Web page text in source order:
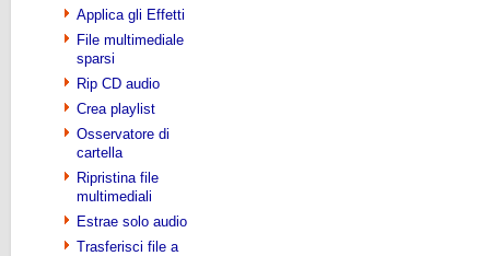
Applica gli Effetti
File multimediale
sparsi
Rip CD audio
Crea playlist
Osservatore di
cartella
Ripristina file
multimediali
Estrae solo audio
Trasferisci file a